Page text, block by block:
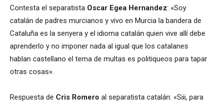
Contesta el separatista Oscar Egea Hernandez: «Soy
catalán de padres murcianos y vivo en Murcia la bandera de
Cataluña es la senyera y el idioma catalán quien vive allí debe
aprenderlo y no imponer nada al igual que los catalanes
hablan castellano el tema de multas es politiqueos para tapar
otras cosas».
Respuesta de Cris Romero al separatista catalán: «Siii, para